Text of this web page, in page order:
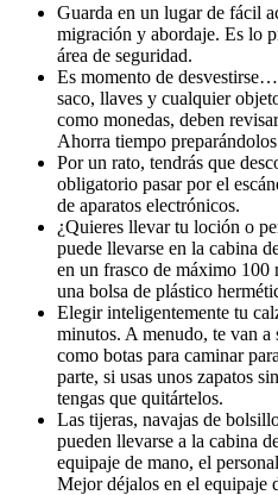
Guarda en un lugar de fácil
migración y abordaje. Es lo
área de seguridad.
Es momento de
saco, llaves y cualquier
como monedas, deben
Ahorra tiempo
Por un rato, tendrás que
obligatorio pasar por el
de aparatos electrónicos.
¿Quieres llevar tu loción o
puede llevarse en la cabina
en un frasco de máximo
una bolsa de plástico
Elegir inteligentemente tu
minutos. A menudo, te van a
como botas para caminar
parte, si usas unos zapatos
tengas que quitártelos.
Las tijeras, navajas de
pueden llevarse a la cabina
equipaje de mano, el
Mejor déjalos en el equipaje